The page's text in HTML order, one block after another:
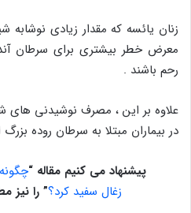
زنان یائسه که مقدار زیادی
معرض خطر بیشتری برای سرطان
رحم باشند .
علاوه بر این ، مصرف نوشیدنی های
در بیماران مبتلا به سرطان روده بزرگ
پیشنهاد می کنیم مقاله “
زغال سفید کرد؟” را نیز